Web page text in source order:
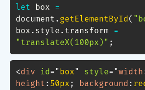
let box =
document . getElementById(
box . style . transform =
"translateX(100px)" ;
<div id= " box" style= "width
height : 50px ; background :